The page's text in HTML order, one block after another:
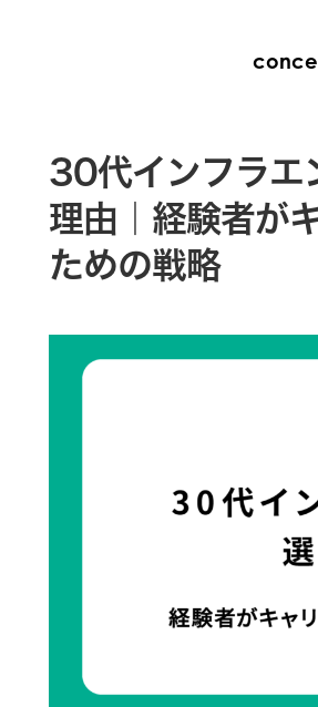
30代インフラエ
理由｜経験者が
ための戦略